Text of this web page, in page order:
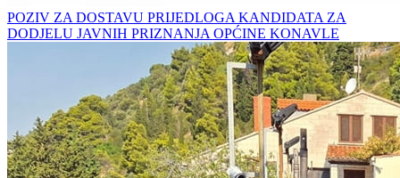
POZIV ZA DOSTAVU PRIJEDLOGA KANDIDATA ZA
DODJELU JAVNIH PRIZNANJA OPĆINE KONAVLE